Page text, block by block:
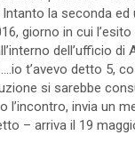
Intanto la seconda
giorno in cui
dell’ufficio
t’avevo detto 5,
si sarebbe
l’incontro, invia un
– arriva il 19